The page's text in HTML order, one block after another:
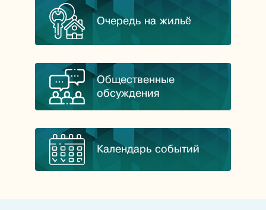
Очередь на жильё
Общественные
обсуждения
Календарь событий